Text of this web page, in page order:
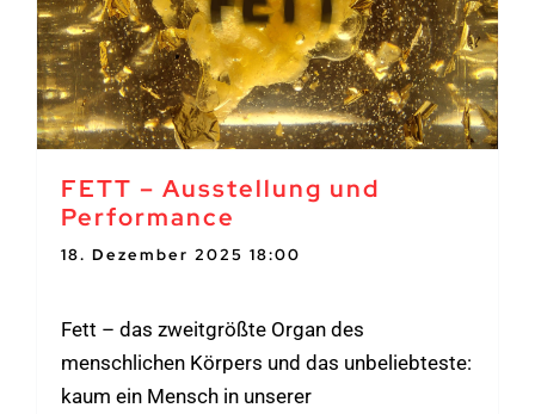
Künstler:innen
pad unterstützen
Forum
FETT – Ausstellung und
Performance
18. Dezember 2025 18:00
Fett – das zweitgrößte Organ des
menschlichen Körpers und das unbeliebteste:
kaum ein Mensch in unserer